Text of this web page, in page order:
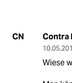
CN Contra
Wiese